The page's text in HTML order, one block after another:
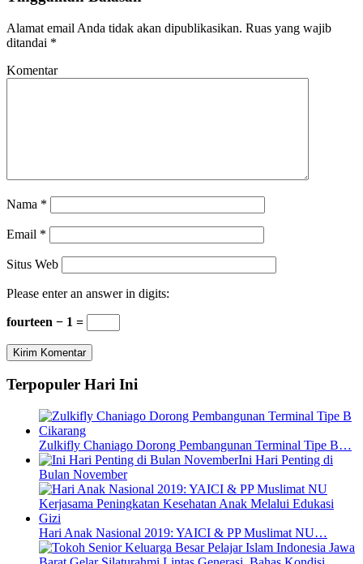
Alamat email Anda tidak akan dipublikasikan. Ruas yang wajib
ditandai *
Komentar
Nama *
Email *
Situs Web
Please enter an answer in digits:
fourteen − 1 =
Terpopuler Hari Ini
Zulkifly Chaniago Dorong Pembangunan Terminal Tipe B…
Ini Hari Penting di
Bulan November
Hari Anak Nasional 2019: YAICI & PP Muslimat NU…